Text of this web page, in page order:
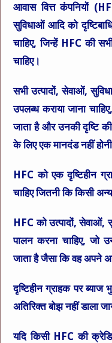
आवास वित्त कंपनियों
सुविधाओं आदि को
चाहिए, जिन्हें HFC की
चाहिए।
सभी उत्पादों, सेवाओं,
उपलब्ध कराया जाना
जाता है और उनकी दृष्टि
के लिए एक मानदंड नहीं
HFC को एक दृष्टिहीन
चाहिए जितनी कि किसी
HFC को उत्पादों, सेवाओं,
पालन करना चाहिए, जो
जाता है जैसा कि वह अपने
दृष्टिहीन ग्राहक पर ब्याज
अतिरिक्त बोझ नहीं डाला
यदि किसी HFC की